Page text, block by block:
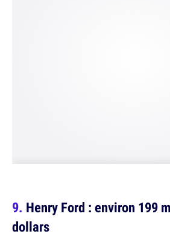
Henry Ford : environ 199
dollars